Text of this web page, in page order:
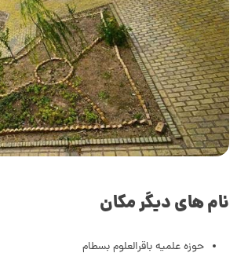
نام های دیگر مکان
حوزه علمیه باقرالعلوم بسطام